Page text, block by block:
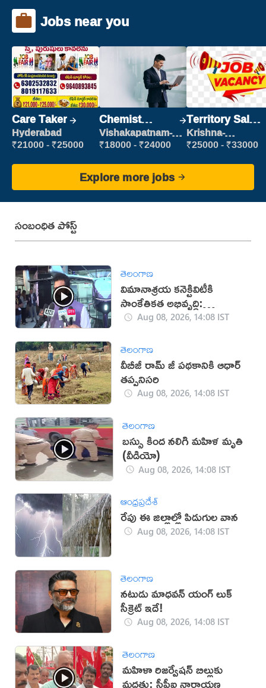
Jobs near you
Care Taker
Hyderabad
₹21000 - ₹25000
Chemist
Production
Executive
Vishakapatnam-
new
₹18000 - ₹24000
Territory Sales
Manager
Krishna-
vijayawada
₹25000 - ₹33000
Explore more jobs
సంబంధిత పోస్ట్
తెలంగాణ
విమానాశ్రయ కనెక్టివిటీకి
సాంకేతికత అభివృద్ధి:
రామ్మోహన్ నాయుడు
Aug 08, 2026, 14:08 IST
తెలంగాణ
వీబీజీ రామ్ జీ పథకానికి ఆధార్
తప్పనిసరి
Aug 08, 2026, 14:08 IST
తెలంగాణ
బస్సు కింద నలిగి మహిళ మృతి
(వీడియో)
Aug 08, 2026, 14:08 IST
ఆంధ్రప్రదేశ్
రేపు ఈ జిల్లాల్లో పిడుగుల వాన
Aug 08, 2026, 14:08 IST
తెలంగాణ
నటుడు మాధవన్ యంగ్ లుక్
సీక్రెట్ ఇదే!
Aug 08, 2026, 14:08 IST
తెలంగాణ
మహిళా రిజర్వేషన్ బిల్లుకు
మద్దతు: సీపీఐ నారాయణ